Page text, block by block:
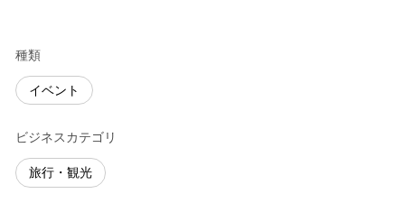
種類
イベント
ビジネスカテゴリ
旅行・観光